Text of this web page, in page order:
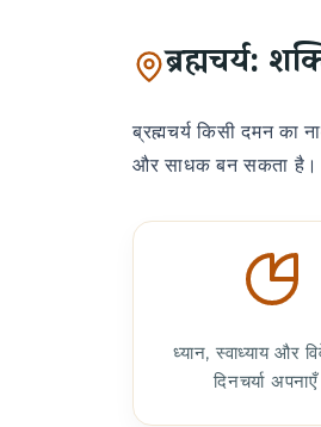
ब्रह्मचर्य:
ब्रह्मचर्य किसी दमन का
और साधक बन सकता है।
ध्यान, स्वाध्याय और
दिनचर्या